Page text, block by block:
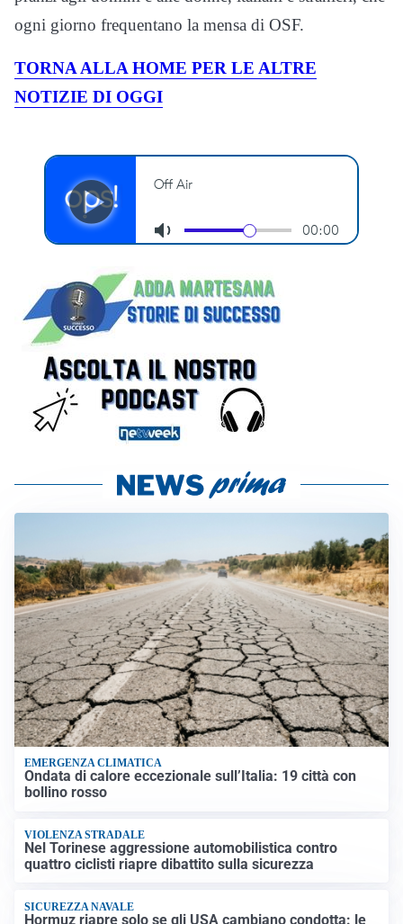
ogni giorno frequentano la mensa di OSF.
TORNA ALLA HOME PER LE ALTRE
NOTIZIE DI OGGI
EMERGENZA CLIMATICA
Ondata di calore eccezionale sull’Italia: 19 città con
bollino rosso
VIOLENZA STRADALE
Nel Torinese aggressione automobilistica contro
quattro ciclisti riapre dibattito sulla sicurezza
SICUREZZA NAVALE
Hormuz riapre solo se gli USA cambiano condotta: le